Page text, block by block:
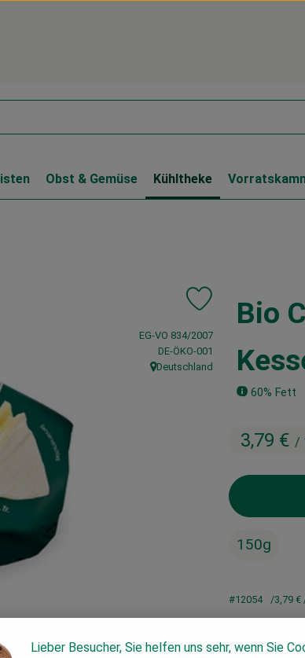
Obst & Gemüse Kühltheke
Bio
60% Fett
3,79 € /
Produkt zu
, Verband:
EG-VO 834/2007
, Kontrollstelle:
DE-ÖKO-001
, Herkunft:
Deutschland
150g
#12054 3,79 €
Lieber Besucher, Sie helfen uns sehr, wenn Sie